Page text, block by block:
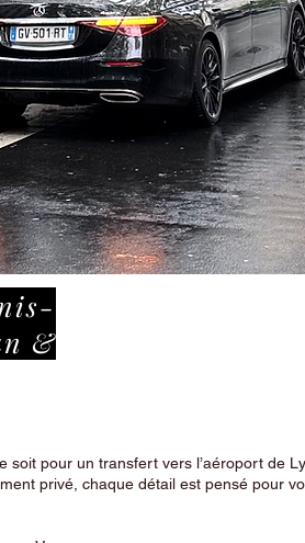
&
soit pour un transfert vers l’aéroport de
privé, chaque détail est pensé pour